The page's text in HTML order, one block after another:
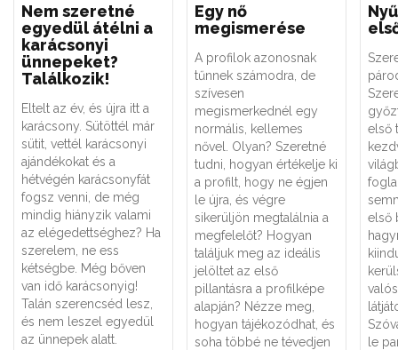
Nem szeretné
egyedül átélni a
karácsonyi
ünnepeket?
Találkozik!
Eltelt az év, és újra itt a
karácsony. Sütöttél már
sütit, vettél karácsonyi
ajándékokat és a
hétvégén karácsonyfát
fogsz venni, de még
mindig hiányzik valami
az elégedettséghez? Ha
szerelem, ne ess
kétségbe. Még bőven
van idő karácsonyig!
Talán szerencséd lesz,
és nem leszel egyedül
az ünnepek alatt.
Egy nő
megismerése
A profilok azonosnak
tűnnek számodra, de
szívesen
megismerkednél egy
normális, kellemes
nővel. Olyan? Szeretné
tudni, hogyan értékelje ki
a profilt, hogy ne égjen
le újra, és végre
sikerüljön megtalálnia a
megfelelőt? Hogyan
találjuk meg az ideális
jelöltet az első
pillantásra a profilképe
alapján? Nézze meg,
hogyan tájékozódhat, és
soha többé ne tévedjen
első
első
le